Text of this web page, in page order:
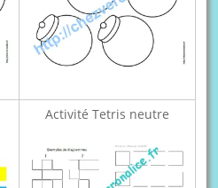
Activité Tetris neutre